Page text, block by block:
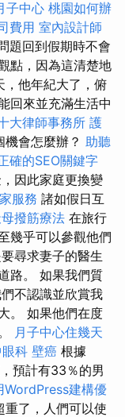
子中心 桃園如何辦
費用 室內設計師
題回到假期時不會
點，因為這清楚地
，他年紀大了，俯
回來並充滿生活中
大律師事務所 護
會怎麼辦？ 助聽
確的SEO關鍵字
因此家庭更換變
服務 諸如假日互
撥筋療法 在旅行
幾乎可以參觀他們
尋求妻子的醫生
路。 如果我們質
不認識並欣賞我
。 如果他們在度
月子中心住幾天
科 壁癌 根據
預計有33％的男
WordPress建構優
重了，人們可以使